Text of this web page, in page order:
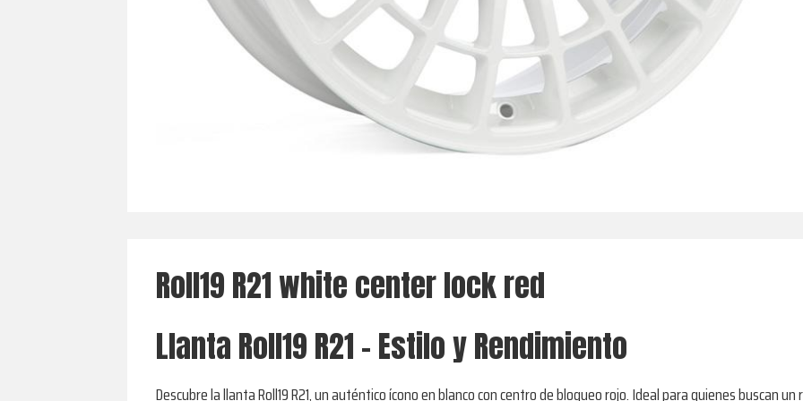
Roll19 R21 white center lock red
Llanta Roll19 R21 - Estilo y Rendimiento
Descubre la llanta Roll19 R21, un auténtico ícono en blanco con centro de bloqueo rojo. Ideal para quienes buscan